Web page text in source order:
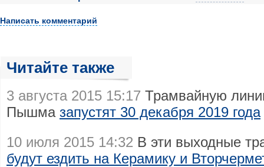
Написать комментарий
Читайте также
3 августа 2015 15:17 Трамвайную
Пышма запустят 30 декабря 2019 года
10 июля 2015 14:32 В эти выходные
будут ездить на Керамику и